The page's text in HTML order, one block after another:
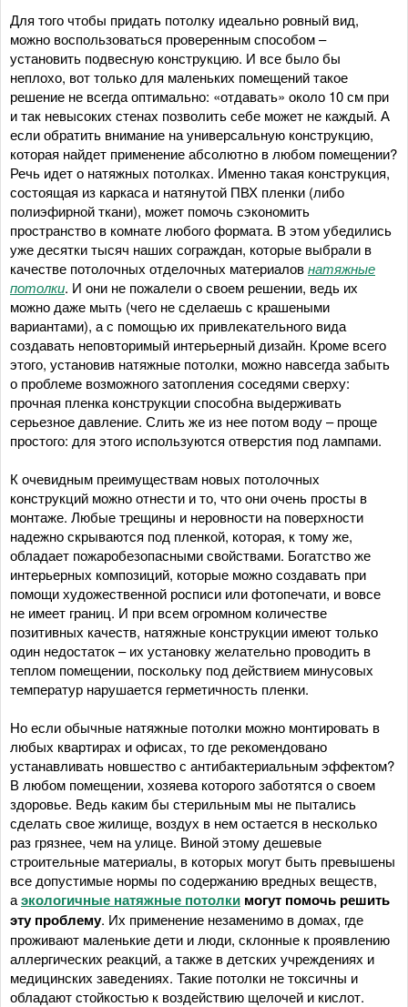
Для того чтобы придать потолку идеально ровный вид,
можно воспользоваться проверенным способом –
установить подвесную конструкцию. И все было бы
неплохо, вот только для маленьких помещений такое
решение не всегда оптимально: «отдавать» около 10 см при
и так невысоких стенах позволить себе может не каждый. А
если обратить внимание на универсальную конструкцию,
которая найдет применение абсолютно в любом помещении?
Речь идет о натяжных потолках. Именно такая конструкция,
состоящая из каркаса и натянутой ПВХ пленки (либо
полиэфирной ткани), может помочь сэкономить
пространство в комнате любого формата. В этом убедились
уже десятки тысяч наших сограждан, которые выбрали в
качестве потолочных отделочных материаловнатяжные
потолки. И они не пожалели о своем решении, ведь их
можно даже мыть (чего не сделаешь с крашеными
вариантами), а с помощью их привлекательного вида
создавать неповторимый интерьерный дизайн. Кроме всего
этого, установив натяжные потолки, можно навсегда забыть
о проблеме возможного затопления соседями сверху:
прочная пленка конструкции способна выдерживать
серьезное давление. Слить же из нее потом воду – проще
простого: для этого используются отверстия под лампами.
К очевидным преимуществам новых потолочных
конструкций можно отнести и то, что они очень просты в
монтаже. Любые трещины и неровности на поверхности
надежно скрываются под пленкой, которая, к тому же,
обладает пожаробезопасными свойствами. Богатство же
интерьерных композиций, которые можно создавать при
помощи художественной росписи или фотопечати, и вовсе
не имеет границ. И при всем огромном количестве
позитивных качеств, натяжные конструкции имеют только
один недостаток – их установку желательно проводить в
теплом помещении, поскольку под действием минусовых
температур нарушается герметичность пленки.
Но если обычные натяжные потолки можно монтировать в
любых квартирах и офисах, то где рекомендовано
устанавливать новшество с антибактериальным эффектом?
В любом помещении, хозяева которого заботятся о своем
здоровье. Ведь каким бы стерильным мы не пытались
сделать свое жилище, воздух в нем остается в несколько
раз грязнее, чем на улице. Виной этому дешевые
строительные материалы, в которых могут быть превышены
все допустимые нормы по содержанию вредных веществ,
аэкологичные натяжные потолки могут помочь решить
эту проблему. Их применение незаменимо в домах, где
проживают маленькие дети и люди, склонные к проявлению
аллергических реакций, а также в детских учреждениях и
медицинских заведениях. Такие потолки не токсичны и
обладают стойкостью к воздействию щелочей и кислот.